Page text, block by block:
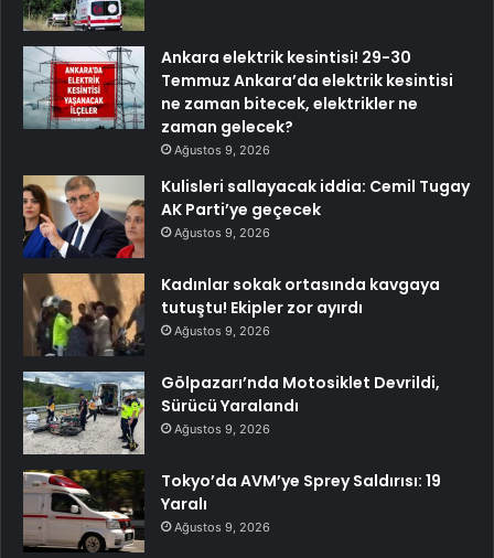
Ankara elektrik kesintisi! 29-30
Temmuz Ankara’da elektrik kesintisi
ne zaman bitecek, elektrikler ne
zaman gelecek?
Ağustos 9, 2026
Kulisleri sallayacak iddia: Cemil Tugay
AK Parti’ye geçecek
Ağustos 9, 2026
Kadınlar sokak ortasında kavgaya
tutuştu! Ekipler zor ayırdı
Ağustos 9, 2026
Gölpazarı’nda Motosiklet Devrildi,
Sürücü Yaralandı
Ağustos 9, 2026
Tokyo’da AVM’ye Sprey Saldırısı: 19
Yaralı
Ağustos 9, 2026